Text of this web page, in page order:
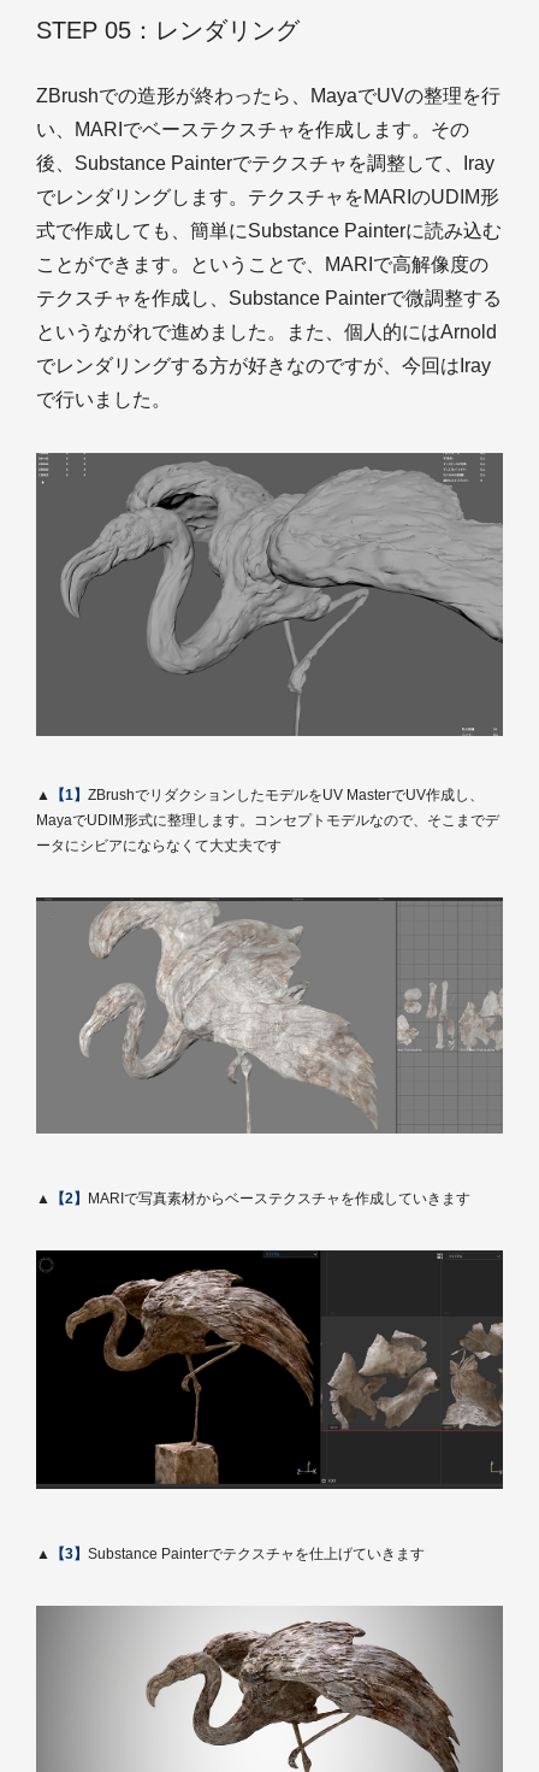
STEP 05：レンダリング
ZBrushでの造形が終わったら、MayaでUVの整理を行
い、MARIでベーステクスチャを作成します。その
後、Substance Painterでテクスチャを調整して、Iray
でレンダリングします。テクスチャをMARIのUDIM形
式で作成しても、簡単にSubstance Painterに読み込む
ことができます。ということで、MARIで高解像度の
テクスチャを作成し、Substance Painterで微調整する
というながれで進めました。また、個人的にはArnold
でレンダリングする方が好きなのですが、今回はIray
で行いました。
▲ 【1】 ZBrushでリダクションしたモデルをUV MasterでUV作成し、
MayaでUDIM形式に整理します。コンセプトモデルなので、そこまでデ
ータにシビアにならなくて大丈夫です
▲ 【2】 MARIで写真素材からベーステクスチャを作成していきます
▲ 【3】 Substance Painterでテクスチャを仕上げていきます